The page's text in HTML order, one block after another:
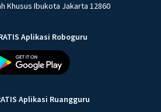
Khusus Ibukota Jakarta 12860
Aplikasi Roboguru
Aplikasi Ruangguru